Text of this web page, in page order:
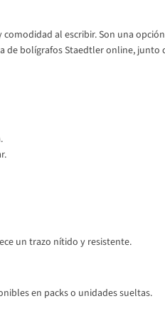
al escribir. Son una
de bolígrafos Staedtler online,
un trazo nítido y resistente.
en packs o unidades sueltas.